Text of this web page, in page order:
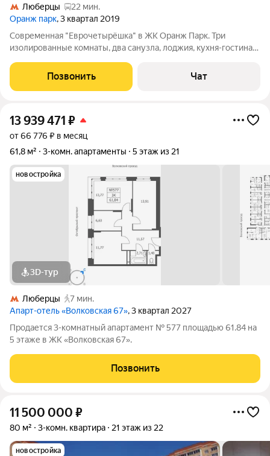
Люберцы
22 мин.
Оранж парк, 3 квартал 2019
Современная "Еврочетырёшка" в ЖК Оранж Парк. Три
изолированные комнаты, два санузла, лоджия, кухня-гостиная.
постройки. Распашная планировка, что позволяет полноценно
проветривать помещения. Комната с
Позвонить Чат
13 939 471 ₽
от 66 776 ₽ в месяц
61,8 м²
3-комн. апартаменты 5 этаж из 21
новостройка
3D-тур
Люберцы
7 мин.
Апарт-отель «Волковская 67», 3 квартал 2027
Продается 3-комнатный апартамент № 577 площадью 61.84 на
5 этаже в ЖК «Волковская 67».
Позвонить
11 500 000 ₽
80 м² 3-комн. квартира 21 этаж из 22
новостройка